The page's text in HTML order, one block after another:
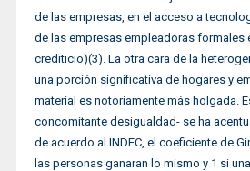
de las empresas, en el acceso a
de las empresas empleadoras formales
crediticio)(3). La otra cara de la
una porción significativa de hogares y
material es notoriamente más holgada.
concomitante desigualdad- se ha
de acuerdo al INDEC, el coeficiente de
las personas ganaran lo mismo y 1 si